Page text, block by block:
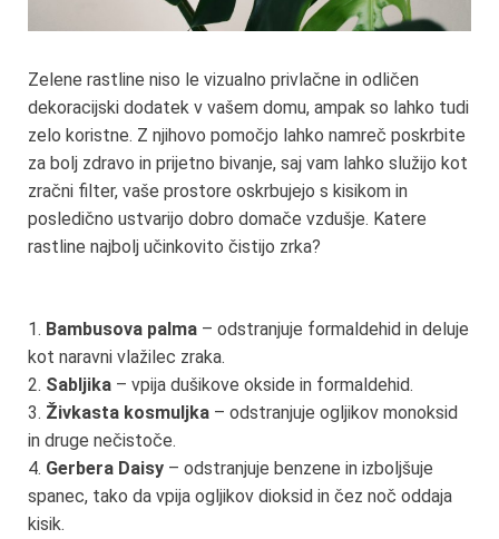
Zelene rastline niso le vizualno privlačne in odličen
dekoracijski dodatek v vašem domu, ampak so lahko tudi
zelo koristne. Z njihovo pomočjo lahko namreč poskrbite
za bolj zdravo in prijetno bivanje, saj vam lahko služijo kot
zračni filter, vaše prostore oskrbujejo s kisikom in
posledično ustvarijo dobro domače vzdušje. Katere
rastline najbolj učinkovito čistijo zrka?
1. Bambusova palma – odstranjuje formaldehid in deluje
kot naravni vlažilec zraka.
2. Sabljika – vpija dušikove okside in formaldehid.
3. Živkasta kosmuljka – odstranjuje ogljikov monoksid
in druge nečistoče.
4. Gerbera Daisy – odstranjuje benzene in izboljšuje
spanec, tako da vpija ogljikov dioksid in čez noč oddaja
kisik.